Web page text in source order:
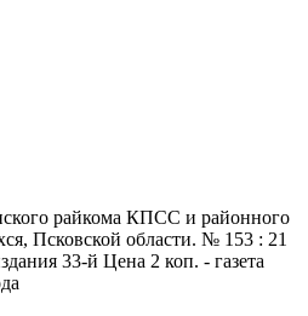
райкома КПСС и районного
Псковской области. № 153 : 21
33-й Цена 2 коп. - газета